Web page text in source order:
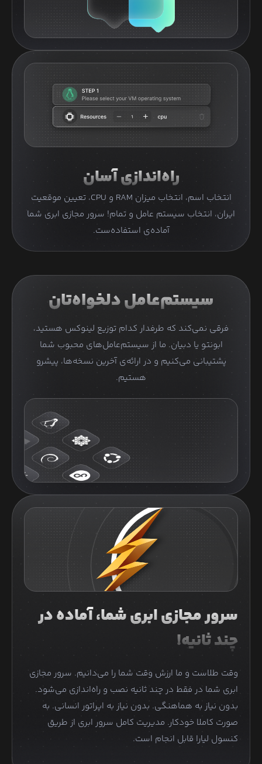
راه‌اندازی آسان
انتخاب اسم، انتخاب میزان RAM و CPU، تعیین موقعیت
ایران، انتخاب سیستم عامل و تمام! سرور مجازی ابری شما
آماده‌ی استفاده‌ست.
سیستم‌عامل دلخواه‌تان
فرقی نمی‌کند که طرفدار کدام توزیع لینوکس هستید،
ابونتو یا دبیان. ما از سیستم‌عامل‌های محبوب شما
پشتیبانی می‌کنیم و در ارائه‌ی آخرین نسخه‌ها، پیشرو
هستیم.
سرور مجازی ابری شما، آماده در
چند ثانیه!
وقت طلاست و ما ارزش وقت شما را می‌دانیم. سرور مجازی
ابری شما در فقط در چند ثانیه نصب و راه‌اندازی می‌شود.
بدون نیاز به هماهنگی. بدون نیاز به اپراتور انسانی. به
صورت کاملا خودکار. مدیریت کامل سرور ابری از طریق
کنسول لیارا قابل انجام است.